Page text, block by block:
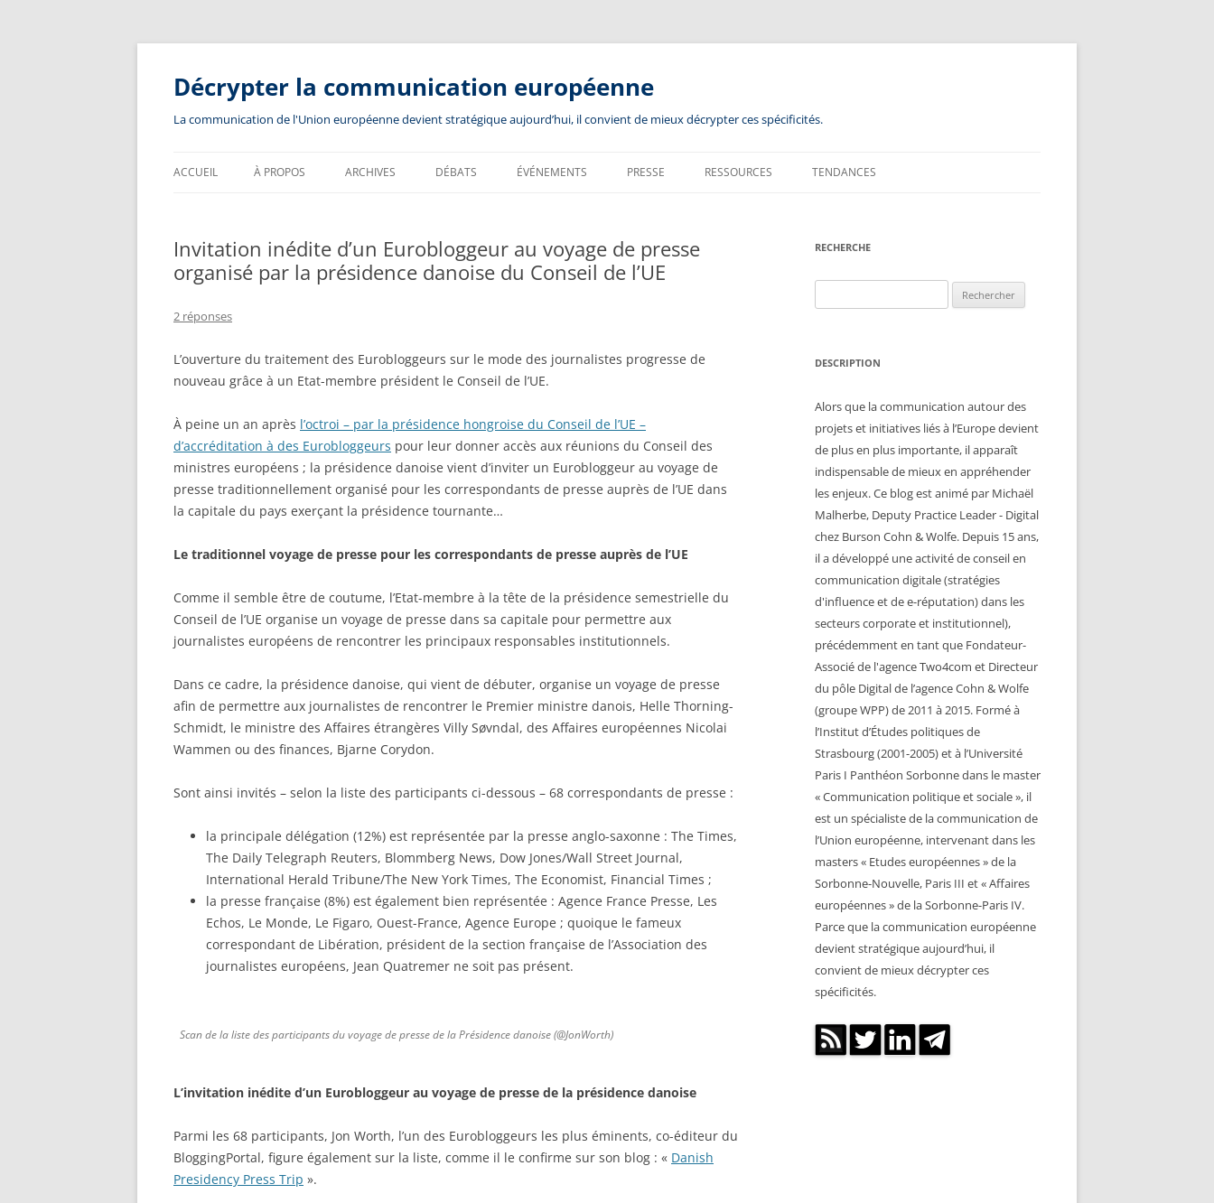
Aller
contenu
Décrypter la communication européenne
La communication de l'Union européenne devient stratégique aujourd’hui, il convient de mieux décrypter ces spécificités.
ACCUEIL À PROPOS ARCHIVES DÉBATS ÉVÉNEMENTS PRESSE RESSOURCES TENDANCES
Invitation inédite d’un Eurobloggeur au voyage de presse
organisé par la présidence danoise du Conseil de l’UE
2 réponses
L’ouverture du traitement des Eurobloggeurs sur le mode des journalistes progresse de
nouveau grâce à un Etat-membre président le Conseil de l’UE.
À peine un an après l’octroi – par la présidence hongroise du Conseil de l’UE –
d’accréditation à des Eurobloggeurs pour leur donner accès aux réunions du Conseil des
ministres européens ; la présidence danoise vient d’inviter un Eurobloggeur au voyage de
presse traditionnellement organisé pour les correspondants de presse auprès de l’UE dans
la capitale du pays exerçant la présidence tournante…
Le traditionnel voyage de presse pour les correspondants de presse auprès de l’UE
Comme il semble être de coutume, l’Etat-membre à la tête de la présidence semestrielle du
Conseil de l’UE organise un voyage de presse dans sa capitale pour permettre aux
journalistes européens de rencontrer les principaux responsables institutionnels.
Dans ce cadre, la présidence danoise, qui vient de débuter, organise un voyage de presse
afin de permettre aux journalistes de rencontrer le Premier ministre danois, Helle Thorning-
Schmidt, le ministre des Affaires étrangères Villy Søvndal, des Affaires européennes Nicolai
Wammen ou des finances, Bjarne Corydon.
Sont ainsi invités – selon la liste des participants ci-dessous – 68 correspondants de presse :
la principale délégation (12%) est représentée par la presse anglo-saxonne : The Times,
The Daily Telegraph Reuters, Blommberg News, Dow Jones/Wall Street Journal,
International Herald Tribune/The New York Times, The Economist, Financial Times ;
la presse française (8%) est également bien représentée : Agence France Presse, Les
Echos, Le Monde, Le Figaro, Ouest-France, Agence Europe ; quoique le fameux
correspondant de Libération, président de la section française de l’Association des
journalistes européens, Jean Quatremer ne soit pas présent.
Scan de la liste des participants du voyage de presse de la Présidence danoise (@JonWorth)
L’invitation inédite d’un Eurobloggeur au voyage de presse de la présidence danoise
Parmi les 68 participants, Jon Worth, l’un des Eurobloggeurs les plus éminents, co-éditeur du
BloggingPortal, figure également sur la liste, comme il le confirme sur son blog : « Danish
Presidency Press Trip ».
RECHERCHE
DESCRIPTION
Alors que la communication autour des
projets et initiatives liés à l’Europe devient
de plus en plus importante, il apparaît
indispensable de mieux en appréhender
les enjeux. Ce blog est animé par Michaël
Malherbe, Deputy Practice Leader - Digital
chez Burson Cohn & Wolfe. Depuis 15 ans,
il a développé une activité de conseil en
communication digitale (stratégies
d'influence et de e-réputation) dans les
secteurs corporate et institutionnel),
précédemment en tant que Fondateur-
Associé de l'agence Two4com et Directeur
du pôle Digital de l’agence Cohn & Wolfe
(groupe WPP) de 2011 à 2015. Formé à
l’Institut d’Études politiques de
Strasbourg (2001-2005) et à l’Université
Paris I Panthéon Sorbonne dans le master
« Communication politique et sociale », il
est un spécialiste de la communication de
l’Union européenne, intervenant dans les
masters « Etudes européennes » de la
Sorbonne-Nouvelle, Paris III et « Affaires
européennes » de la Sorbonne-Paris IV.
Parce que la communication européenne
devient stratégique aujourd’hui, il
convient de mieux décrypter ces
spécificités.